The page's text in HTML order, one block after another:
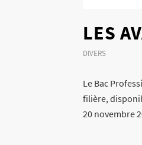
LES
DIVERS
Le Bac
filière,
20 novembre